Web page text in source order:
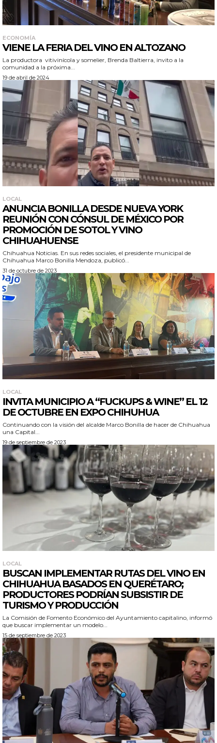
ECONOMÍA
VIENE LA FERIA DEL VINO EN ALTOZANO
La productora vitivinícola y somelier, Brenda Baltierra, invito a la
comunidad a la próxima...
19 de abril de 2024
LOCAL
ANUNCIA BONILLA DESDE NUEVA YORK
REUNIÓN CON CÓNSUL DE MÉXICO POR
PROMOCIÓN DE SOTOL Y VINO
CHIHUAHUENSE
Chihuahua Noticias. En sus redes sociales, el presidente municipal de
Chihuahua Marco Bonilla Mendoza, publicó...
31 de octubre de 2023
LOCAL
INVITA MUNICIPIO A “FUCKUPS & WINE” EL 12
DE OCTUBRE EN EXPO CHIHUHUA
Continuando con la visión del alcalde Marco Bonilla de hacer de Chihuahua
una Capital...
19 de septiembre de 2023
LOCAL
BUSCAN IMPLEMENTAR RUTAS DEL VINO EN
CHIHUAHUA BASADOS EN QUERÉTARO;
PRODUCTORES PODRÍAN SUBSISTIR DE
TURISMO Y PRODUCCIÓN
La Comisión de Fomento Económico del Ayuntamiento capitalino, informó
que buscar implementar un modelo...
15 de septiembre de 2023